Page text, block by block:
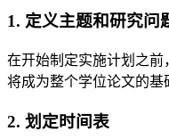
1. 定义主题和研究问
在开始制定实施计划之
将成为整个学位论文的基
2. 划定时间表